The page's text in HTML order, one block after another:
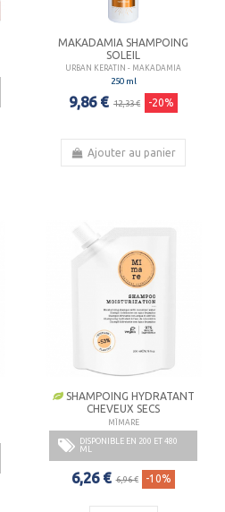
MAKADAMIA SHAMPOING
SOLEIL
URBAN KERATIN - MAKADAMIA
250 ml
9,86 € 12,33 € -20%
Ajouter au panier
SHAMPOING HYDRATANT
CHEVEUX SECS
MÏMARE
DISPONIBLE EN 200 ET 480
ML
6,26 € 6,96 € -10%